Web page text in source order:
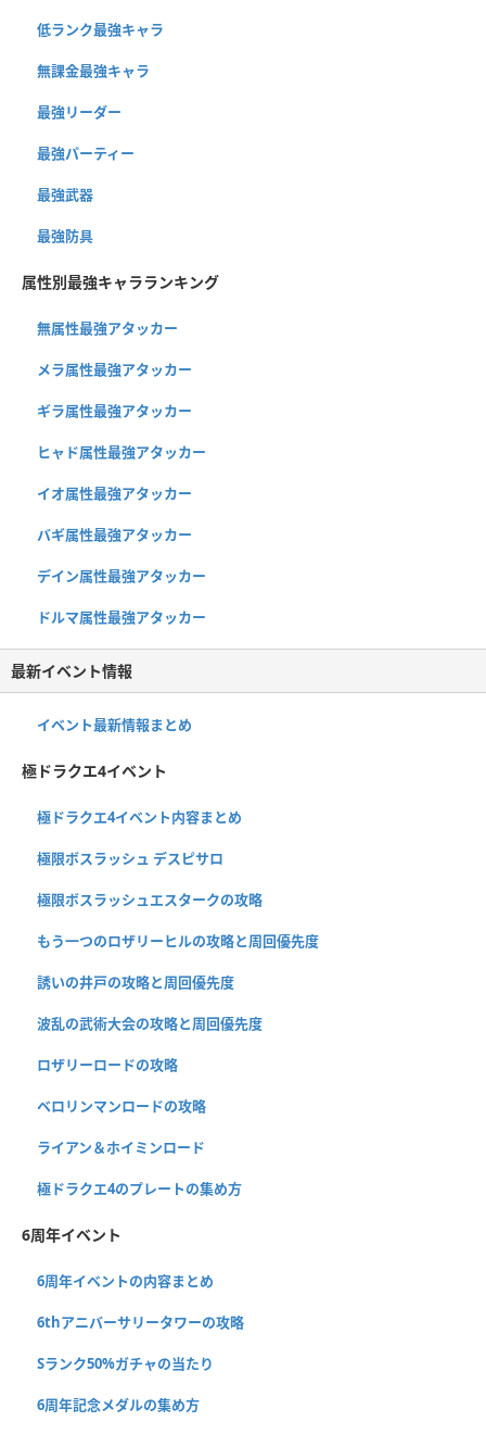
低ランク最強キャラ
無課金最強キャラ
最強リーダー
最強パーティー
最強武器
最強防具
属性別最強キャラランキング
無属性最強アタッカー
メラ属性最強アタッカー
ギラ属性最強アタッカー
ヒャド属性最強アタッカー
イオ属性最強アタッカー
バギ属性最強アタッカー
デイン属性最強アタッカー
ドルマ属性最強アタッカー
最新イベント情報
イベント最新情報まとめ
極ドラクエ4イベント
極ドラクエ4イベント内容まとめ
極限ボスラッシュ デスピサロ
極限ボスラッシュエスタークの攻略
もう一つのロザリーヒルの攻略と周回優先度
誘いの井戸の攻略と周回優先度
波乱の武術大会の攻略と周回優先度
ロザリーロードの攻略
ベロリンマンロードの攻略
ライアン＆ホイミンロード
極ドラクエ4のプレートの集め方
6周年イベント
6周年イベントの内容まとめ
6thアニバーサリータワーの攻略
Sランク50%ガチャの当たり
6周年記念メダルの集め方